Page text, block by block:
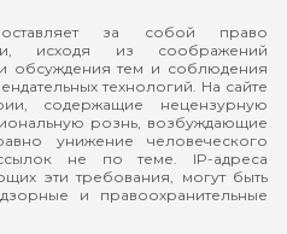
за собой право
исходя из соображений
обсуждения тем и соблюдения
технологий. На сайте
содержащие нецензурную
рознь, возбуждающие
унижение человеческого
не по теме. IP-адреса
эти требования, могут быть
и правоохранительные